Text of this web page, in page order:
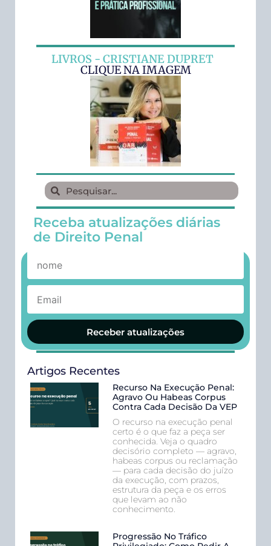
LIVROS - CRISTIANE DUPRET
CLIQUE NA IMAGEM
Receba atualizações diárias
de Direito Penal
Receber atualizações
Artigos Recentes
Recurso Na Execução Penal:
Agravo Ou Habeas Corpus
Contra Cada Decisão Da VEP
O recurso na execução penal
certo é o que faz a peça ser
conhecida. Veja o quadro
decisório completo — agravo,
habeas corpus ou reclamação
— para cada decisão do juízo
da execução, com prazos,
estrutura da peça e os erros
que levam ao não
conhecimento.
Progressão No Tráfico